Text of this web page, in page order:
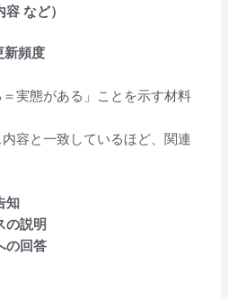
など）
新頻度
実態がある」ことを示す材料
容と一致しているほど、関連
知
の説明
の回答